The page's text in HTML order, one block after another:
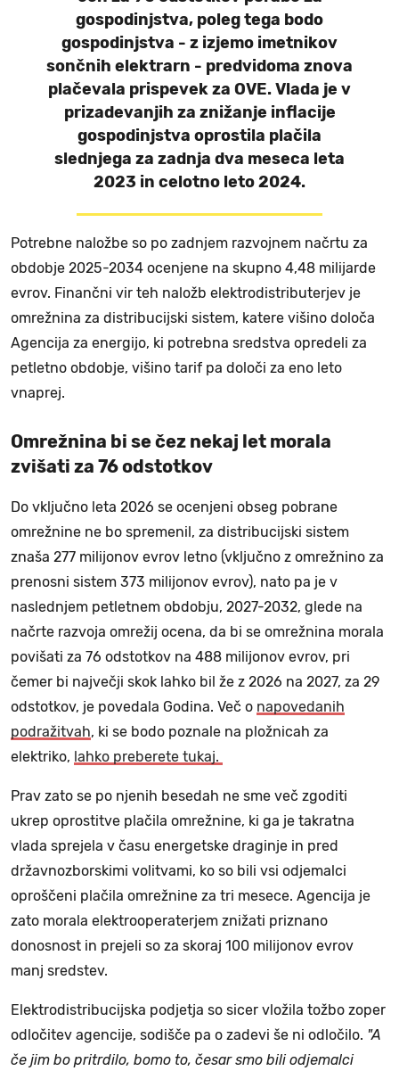
gospodinjstva, poleg tega bodo
gospodinjstva - z izjemo imetnikov
sončnih elektrarn - predvidoma znova
plačevala prispevek za OVE. Vlada je v
prizadevanjih za znižanje inflacije
gospodinjstva oprostila plačila
slednjega za zadnja dva meseca leta
2023 in celotno leto 2024.
Potrebne naložbe so po zadnjem razvojnem načrtu za
obdobje 2025-2034 ocenjene na skupno 4,48 milijarde
evrov. Finančni vir teh naložb elektrodistributerjev je
omrežnina za distribucijski sistem, katere višino določa
Agencija za energijo, ki potrebna sredstva opredeli za
petletno obdobje, višino tarif pa določi za eno leto
vnaprej.
Omrežnina bi se čez nekaj let morala
zvišati za 76 odstotkov
Do vključno leta 2026 se ocenjeni obseg pobrane
omrežnine ne bo spremenil, za distribucijski sistem
znaša 277 milijonov evrov letno (vključno z omrežnino za
prenosni sistem 373 milijonov evrov), nato pa je v
naslednjem petletnem obdobju, 2027-2032, glede na
načrte razvoja omrežij ocena, da bi se omrežnina morala
povišati za 76 odstotkov na 488 milijonov evrov, pri
čemer bi največji skok lahko bil že z 2026 na 2027, za 29
odstotkov, je povedala Godina. Več o napovedanih
podražitvah, ki se bodo poznale na pložnicah za
elektriko, lahko preberete tukaj.
Prav zato se po njenih besedah ne sme več zgoditi
ukrep oprostitve plačila omrežnine, ki ga je takratna
vlada sprejela v času energetske draginje in pred
državnozborskimi volitvami, ko so bili vsi odjemalci
oproščeni plačila omrežnine za tri mesece. Agencija je
zato morala elektrooperaterjem znižati priznano
donosnost in prejeli so za skoraj 100 milijonov evrov
manj sredstev.
Elektrodistribucijska podjetja so sicer vložila tožbo zoper
odločitev agencije, sodišče pa o zadevi še ni odločilo. "A
če jim bo pritrdilo, bomo to, česar smo bili odjemalci